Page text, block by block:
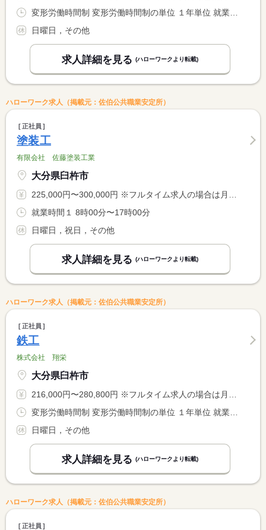
日曜日，その他
求人詳細を見る (ハローワークより転載)
ハローワーク求人（掲載元：佐伯公共職業安定所）
正社員
塗装工
有限会社 佐藤塗装工業
大分県臼杵市
225,000円〜300,000円 ※フルタイム求人の場合は月額（換算額）、パート求人の場合は時間額を表示しています。
就業時間１ 8時00分〜17時00分
日曜日，祝日，その他
求人詳細を見る (ハローワークより転載)
ハローワーク求人（掲載元：佐伯公共職業安定所）
正社員
鉄工
株式会社 翔栄
大分県臼杵市
216,000円〜280,800円 ※フルタイム求人の場合は月額（換算額）、パート求人の場合は時間額を表示しています。
日曜日，その他
求人詳細を見る (ハローワークより転載)
ハローワーク求人（掲載元：佐伯公共職業安定所）
正社員